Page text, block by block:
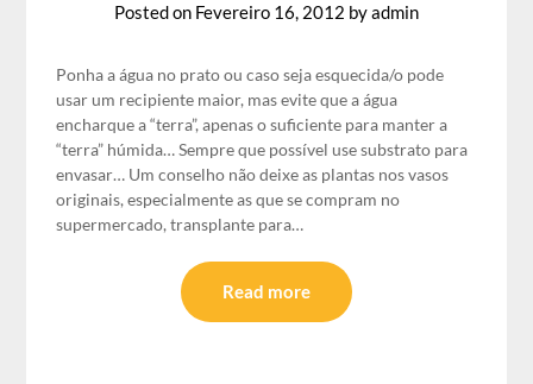
Posted on Fevereiro 16, 2012 byadmin
Ponha a água no prato ou caso seja esquecida/o pode
usar um recipiente maior, mas evite que a água
encharque a “terra”, apenas o suficiente para manter a
“terra” húmida… Sempre que possível use substrato para
envasar… Um conselho não deixe as plantas nos vasos
originais, especialmente as que se compram no
supermercado, transplante para…
Read more